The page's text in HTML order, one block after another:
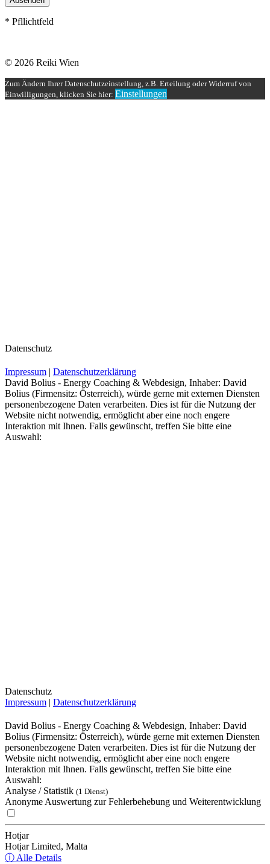
* Pfllichtfeld
© 2026 Reiki Wien
Zum Ändern Ihrer Datenschutzeinstellung, z.B. Erteilung oder Widerruf von
Einwilligungen, klicken Sie hier: Einstellungen
Datenschutz
Impressum
Datenschutzerklärung
David Bolius - Energy Coaching & Webdesign, Inhaber: David
Bolius (Firmensitz: Österreich), würde gerne mit externen Diensten
personenbezogene Daten verarbeiten. Dies ist für die Nutzung der
Website nicht notwendig, ermöglicht aber eine noch engere
Interaktion mit Ihnen. Falls gewünscht, treffen Sie bitte eine
Auswahl:
Datenschutz
Impressum
Datenschutzerklärung
David Bolius - Energy Coaching & Webdesign, Inhaber: David
Bolius (Firmensitz: Österreich), würde gerne mit externen Diensten
personenbezogene Daten verarbeiten. Dies ist für die Nutzung der
Website nicht notwendig, ermöglicht aber eine noch engere
Interaktion mit Ihnen. Falls gewünscht, treffen Sie bitte eine
Auswahl:
Analyse / Statistik (1 Dienst)
Anonyme Auswertung zur Fehlerbehebung und Weiterentwicklung
Hotjar
Hotjar Limited, Malta
ⓘ Alle Details